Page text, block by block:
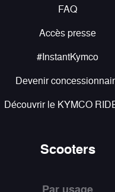
FAQ
Accès presse
#InstantKymco
Devenir
Découvrir le KYMCO
Scooters
Par usage